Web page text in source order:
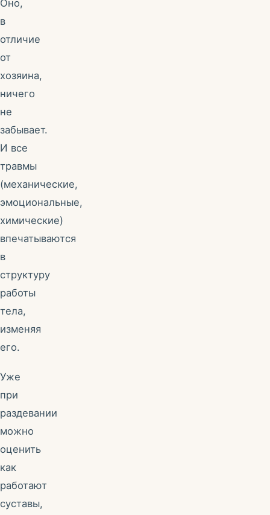
Оно,
в
отличие
от
хозяина,
ничего
не
забывает.
И все
травмы
(механические,
эмоциональные,
химические)
впечатываются
в
структуру
работы
тела,
изменяя
его.
Уже
при
раздевании
можно
оценить
как
работают
суставы,